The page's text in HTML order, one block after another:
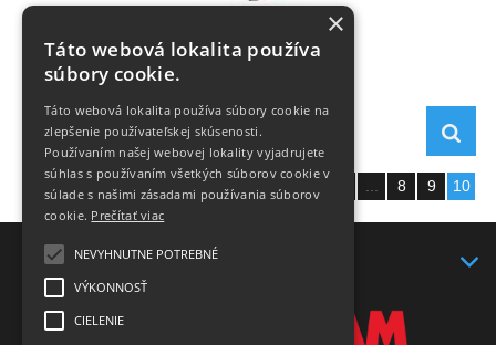
Yukon 50+10 Woman
216,- €
270,- €
Zobraziť stranu: 8 9 10
×
Táto webová lokalita používa
súbory cookie.
Táto webová lokalita používa súbory cookie na
zlepšenie používateľskej skúsenosti.
Používaním našej webovej lokality vyjadrujete
súhlas s používaním všetkých súborov cookie v
súlade s našimi zásadami používania súborov
cookie. Prečítať viac
NEVYHNUTNE POTREBNÉ
VÝKONNOSŤ
CIELENIE